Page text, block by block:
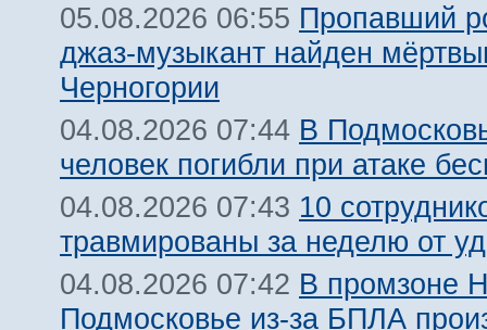
05.08.2026 06:55 Пропавший
джаз-музыкант найден
Черногории
04.08.2026 07:44 В
человек погибли при атаке
04.08.2026 07:43 10
травмированы за неделю от
04.08.2026 07:42 В промзоне
Подмосковье из-за БПЛА